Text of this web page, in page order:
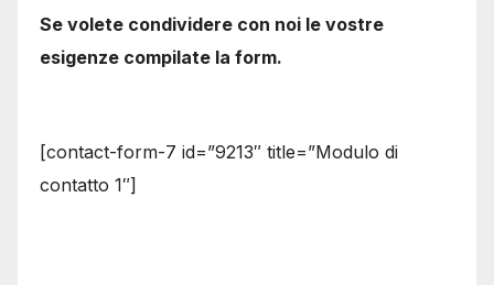
Se volete condividere con noi le vostre
esigenze compilate la form.
[contact-form-7 id=”9213″ title=”Modulo di
contatto 1″]